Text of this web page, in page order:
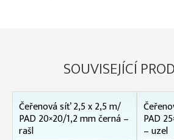
SOUVISEJÍCÍ
Čeřenová síť 2,5 x 2,5 m/
PAD 20×20/1,2 mm černá –
rašl
PAD
– uzel